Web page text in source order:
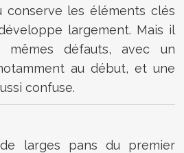
conserve les éléments clés
largement. Mais il
mêmes défauts, avec un
au début, et une
confuse.
larges pans du premier